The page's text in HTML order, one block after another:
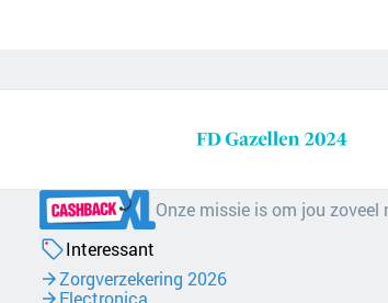
Onze missie is om jou
Interessant
Zorgverzekering 2026
Electronica